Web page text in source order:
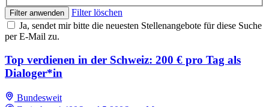
Filter anwenden
Filter löschen
Ja, sendet mir bitte die neuesten Stellenangebote für diese Suche
per E-Mail zu.
Top verdienen in der Schweiz: 200 € pro Tag als
Dialoger*in
Bundesweit